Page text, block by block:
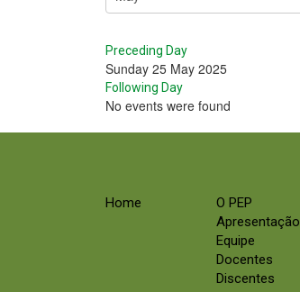
Preceding Day
Sunday 25 May 2025
Following Day
No events were found
Home
O PEP
Apresentação
Equipe
Docentes
Discentes